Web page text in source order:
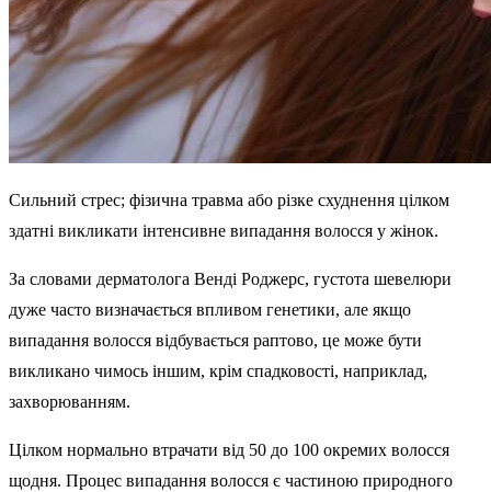
Сильний стрес; фізична травма або різке схуднення цілком
здатні викликати інтенсивне випадання волосся у жінок.
За словами дерматолога Венді Роджерс, густота шевелюри
дуже часто визначається впливом генетики, але якщо
випадання волосся відбувається раптово, це може бути
викликано чимось іншим, крім спадковості, наприклад,
захворюванням.
Цілком нормально втрачати від 50 до 100 окремих волосся
щодня. Процес випадання волосся є частиною природного